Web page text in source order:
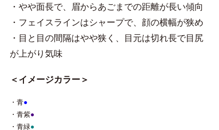
・やや面長で、眉からあごまでの距離が長い傾向
・フェイスラインはシャープで、顔の横幅が狭め
・目と目の間隔はやや狭く、目元は切れ長で目尻
が上がり気味
＜イメージカラー＞
・青●
・青紫●
・青緑●